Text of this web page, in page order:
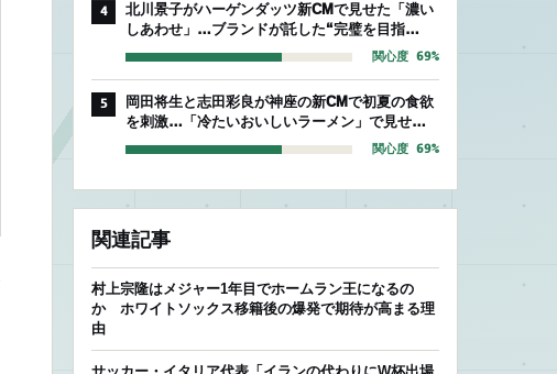
4
北川景子がハーゲンダッツ新CMで見せた「濃い
しあわせ」…ブランドが託した“完璧を目指
す”存在感
関心度 69%
5
岡田将生と志田彩良が神座の新CMで初夏の食欲
を刺激…「冷たいおいしいラーメン」で見せた
爽やかな相性
関心度 69%
関連記事
村上宗隆はメジャー1年目でホームラン王になるの
か ホワイトソックス移籍後の爆発で期待が高まる理
由